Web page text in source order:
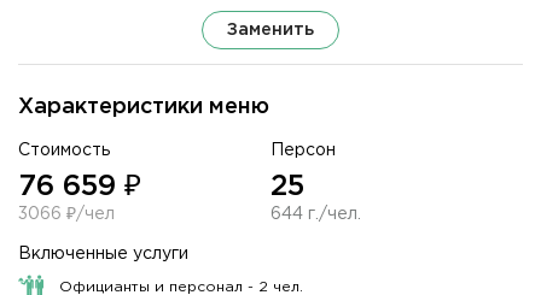
Характеристики меню
Стоимость
76 659 ₽
3066 ₽/чел
Персон
25
644 г./чел.
Включенные услуги
Официанты и персонал - 2 чел.
Заменить